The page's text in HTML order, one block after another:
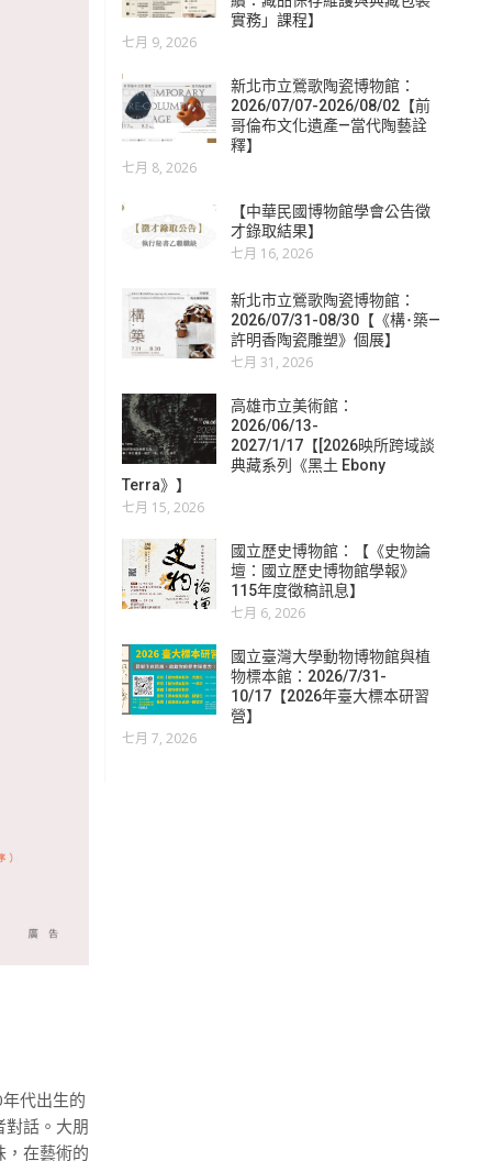
代出生的
對話。大朋
，在藝術的
實務」課程】
七月 9, 2026
新北市立鶯歌陶瓷博物館：
2026/07/07-2026/08/02【前
哥倫布文化遺產—當代陶藝詮
釋】
七月 8, 2026
【中華民國博物館學會公告徵
才錄取結果】
七月 16, 2026
新北市立鶯歌陶瓷博物館：
2026/07/31-08/30【《構･築—
許明香陶瓷雕塑》個展】
七月 31, 2026
高雄市立美術館：
2026/06/13-
2027/1/17【[2026映所跨域談
典藏系列《黑土 Ebony
Terra》】
七月 15, 2026
國立歷史博物館：【《史物論
壇：國立歷史博物館學報》
115年度徵稿訊息】
七月 6, 2026
國立臺灣大學動物博物館與植
物標本館：2026/7/31-
10/17【2026年臺大標本研習
營】
七月 7, 2026